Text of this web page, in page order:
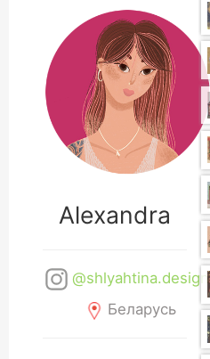
Alexandra
@shlyahtina.design
Беларусь